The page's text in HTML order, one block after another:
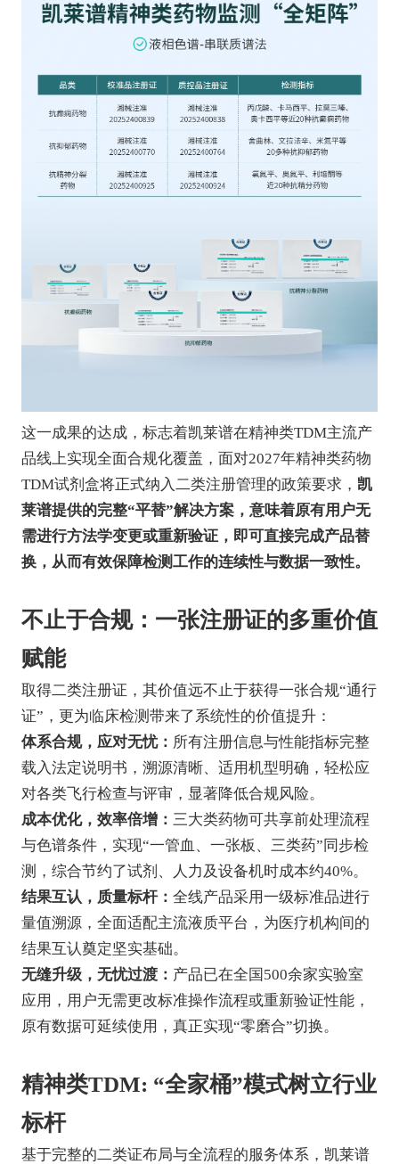
这一成果的达成，标志着凯莱谱在精神类TDM主流产
品线上实现全面合规化覆盖，面对2027年精神类药物
TDM试剂盒将正式纳入二类注册管理的政策要求， 凯
莱谱提供的完整“平替”解决方案，意味着原有用户无
需进行方法学变更或重新验证，即可直接完成产品替
换，从而有效保障检测工作的连续性与数据一致性。
不止于合规：一张注册证的多重价值
赋能
取得二类注册证，其价值远不止于获得一张合规“通行
证”，更为临床检测带来了系统性的价值提升：
体系合规，应对无忧： 所有注册信息与性能指标完整
载入法定说明书，溯源清晰、适用机型明确，轻松应
对各类飞行检查与评审，显著降低合规风险。
成本优化，效率倍增： 三大类药物可共享前处理流程
与色谱条件，实现“一管血、一张板、三类药”同步检
测，综合节约了试剂、人力及设备机时成本约40%。
结果互认，质量标杆： 全线产品采用一级标准品进行
量值溯源，全面适配主流液质平台，为医疗机构间的
结果互认奠定坚实基础。
无缝升级，无忧过渡： 产品已在全国500余家实验室
应用，用户无需更改标准操作流程或重新验证性能，
原有数据可延续使用，真正实现“零磨合”切换。
精神类TDM: “全家桶”模式树立行业
标杆
基于完整的二类证布局与全流程的服务体系，凯莱谱